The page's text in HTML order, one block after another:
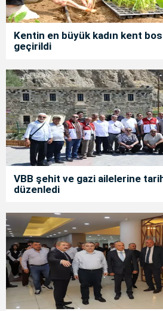
Kentin en büyük kadın kent
geçirildi
VBB şehit ve gazi ailelerine
düzenledi